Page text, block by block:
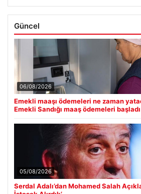
Güncel
06/08/2026
Emekli maaşı ödemeleri ne zaman
Emekli Sandığı maaş ödemeleri başladı
05/08/2026
Serdal Adalı’dan Mohamed Salah